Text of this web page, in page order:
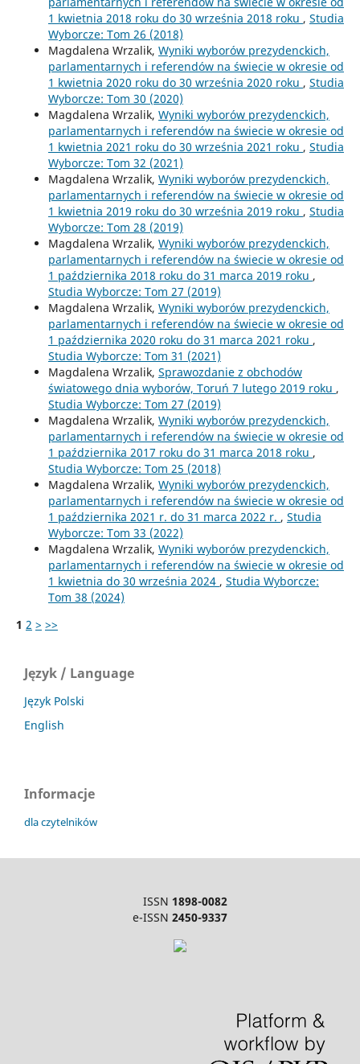
1 kwietnia 2018 roku do 30 września 2018 roku , Studia
Wyborcze: Tom 26 (2018)
Magdalena Wrzalik, Wyniki wyborów prezydenckich,
parlamentarnych i referendów na świecie w okresie od
1 kwietnia 2020 roku do 30 września 2020 roku , Studia
Wyborcze: Tom 30 (2020)
Magdalena Wrzalik, Wyniki wyborów prezydenckich,
parlamentarnych i referendów na świecie w okresie od
1 kwietnia 2021 roku do 30 września 2021 roku , Studia
Wyborcze: Tom 32 (2021)
Magdalena Wrzalik, Wyniki wyborów prezydenckich,
parlamentarnych i referendów na świecie w okresie od
1 kwietnia 2019 roku do 30 września 2019 roku , Studia
Wyborcze: Tom 28 (2019)
Magdalena Wrzalik, Wyniki wyborów prezydenckich,
parlamentarnych i referendów na świecie w okresie od
1 października 2018 roku do 31 marca 2019 roku ,
Studia Wyborcze: Tom 27 (2019)
Magdalena Wrzalik, Wyniki wyborów prezydenckich,
parlamentarnych i referendów na świecie w okresie od
1 października 2020 roku do 31 marca 2021 roku ,
Studia Wyborcze: Tom 31 (2021)
Magdalena Wrzalik, Sprawozdanie z obchodów
światowego dnia wyborów, Toruń 7 lutego 2019 roku ,
Studia Wyborcze: Tom 27 (2019)
Magdalena Wrzalik, Wyniki wyborów prezydenckich,
parlamentarnych i referendów na świecie w okresie od
1 października 2017 roku do 31 marca 2018 roku ,
Studia Wyborcze: Tom 25 (2018)
Magdalena Wrzalik, Wyniki wyborów prezydenckich,
parlamentarnych i referendów na świecie w okresie od
1 października 2021 r. do 31 marca 2022 r. , Studia
Wyborcze: Tom 33 (2022)
Magdalena Wrzalik, Wyniki wyborów prezydenckich,
parlamentarnych i referendów na świecie w okresie od
1 kwietnia do 30 września 2024 , Studia Wyborcze:
Tom 38 (2024)
1 2 > >>
Język / Language
Język Polski
English
Informacje
dla czytelników
ISSN 1898-0082
e-ISSN 2450-9337